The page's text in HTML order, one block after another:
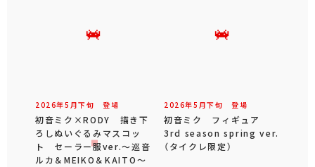
2026年5 月下旬 登場
初音ミク×RODY 描き下
ろしぬいぐるみマスコッ
ト セーラー服ver.～巡音
ルカ＆MEIKO＆KAITO～
2026年5 月下旬 登場
初音ミク フィギュア
3rd season spring ver.
（タイクレ限定）